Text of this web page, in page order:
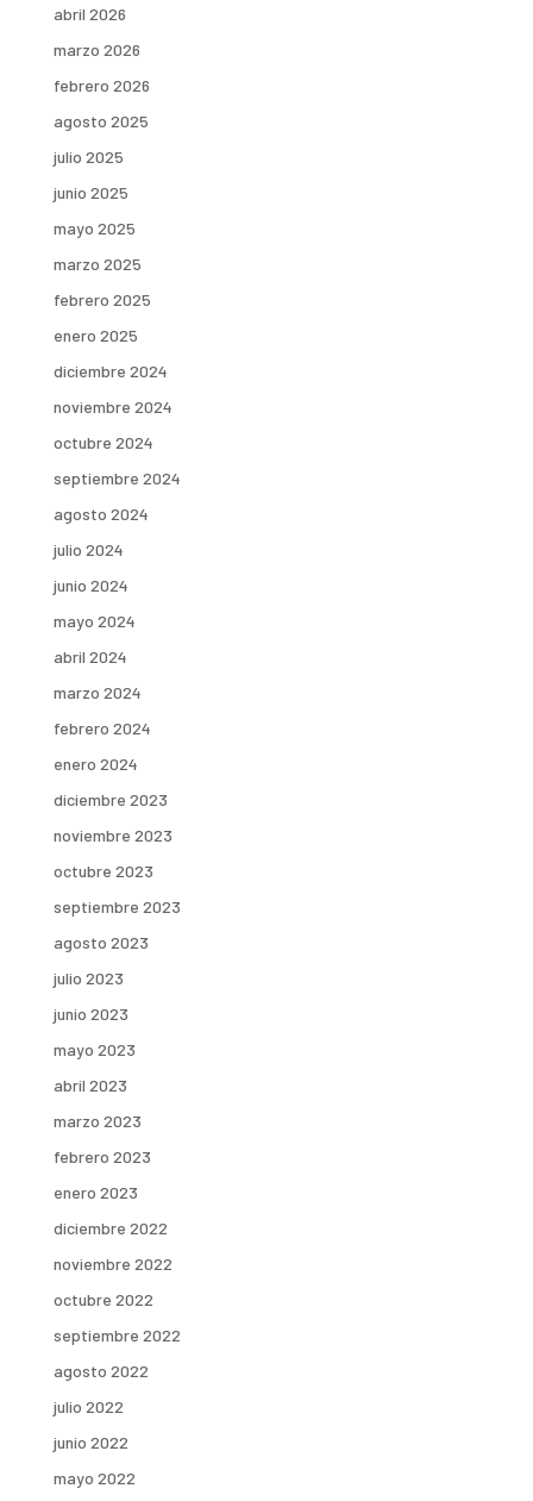
abril 2026
marzo 2026
febrero 2026
agosto 2025
julio 2025
junio 2025
mayo 2025
marzo 2025
febrero 2025
enero 2025
diciembre 2024
noviembre 2024
octubre 2024
septiembre 2024
agosto 2024
julio 2024
junio 2024
mayo 2024
abril 2024
marzo 2024
febrero 2024
enero 2024
diciembre 2023
noviembre 2023
octubre 2023
septiembre 2023
agosto 2023
julio 2023
junio 2023
mayo 2023
abril 2023
marzo 2023
febrero 2023
enero 2023
diciembre 2022
noviembre 2022
octubre 2022
septiembre 2022
agosto 2022
julio 2022
junio 2022
mayo 2022